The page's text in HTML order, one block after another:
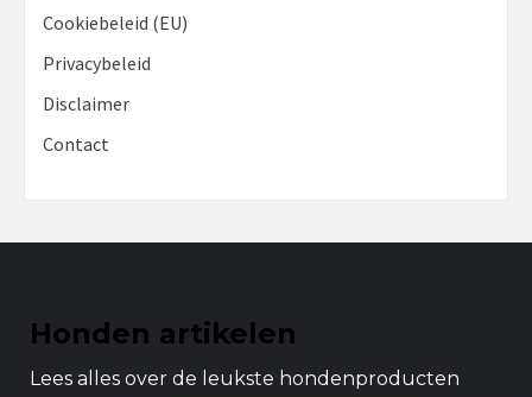
Cookiebeleid (EU)
Privacybeleid
Disclaimer
Contact
Honden artikelen
Lees alles over de leukste hondenproducten